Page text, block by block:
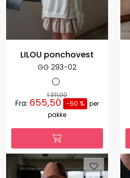
LILOU ponchovest
GG 293-02
1.311,00
Fra: 655,50 -50 % per
pakke